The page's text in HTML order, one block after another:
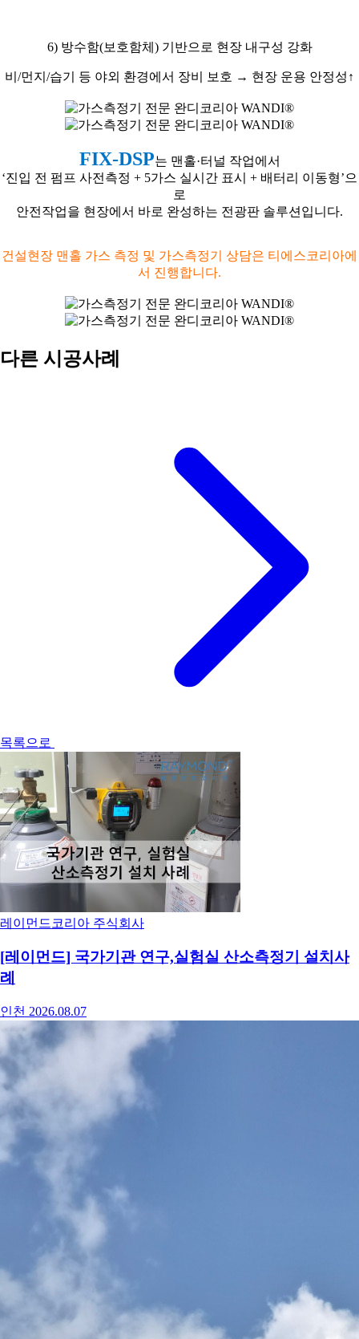
6) 방수함(보호함체 ) 기반으로 현장 내구성 강화
비 /먼지 /습기 등 야외 환경에서 장비 보호 → 현장 운용 안정성 ↑
FIX-DSP는 맨홀·터널 작업에서
‘진입 전 펌프 사전측정 + 5가스 실시간 표시 + 배터리 이동형’으
로
안전작업을 현장에서 바로 완성하는 전광판 솔루션입니다.
건설현장 맨홀 가스 측정 및 가스측정기 상담은 티에스코리아에
서 진행합니다.
다른 시공사례
목록으로
레이먼드코리아 주식회사
[레이먼드] 국가기관 연구,실험실 산소측정기 설치사
례
인천 2026.08.07